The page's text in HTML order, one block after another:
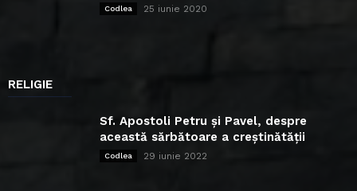
Codlea 25 iunie 2020
RELIGIE
Sf. Apostoli Petru și Pavel, despre
această sărbătoare a creștinătății
Codlea 29 iunie 2022